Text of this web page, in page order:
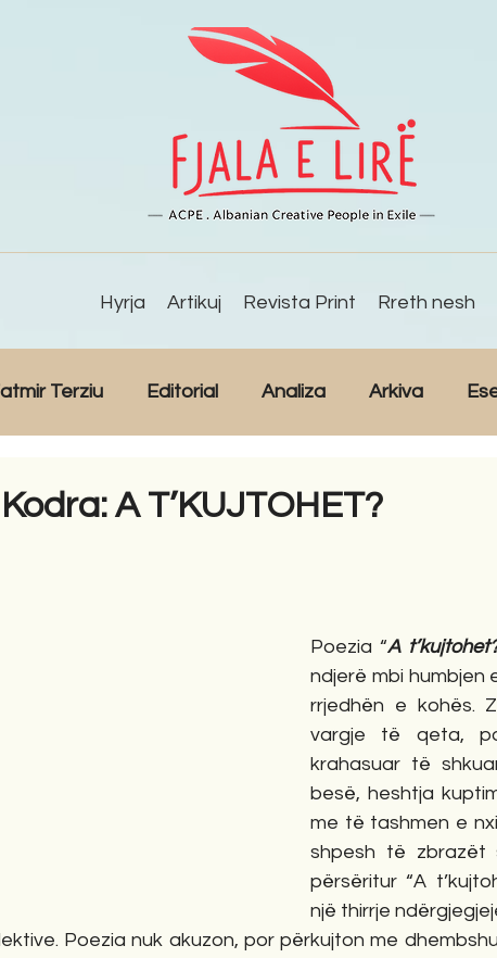
Hyrja Artikuj Revista Print Rreth nesh
Terziu Editorial Analiza Arkiva
A T’KUJTOHET?
Poezia “A
ndjerë mbi humbjen
rrjedhën e kohës.
vargje të qeta,
krahasuar të
besë, heshtja
me të tashmen e
shpesh të zbrazët
përsëritur “A
një thirrje
Poezia nuk akuzon, por përkujton me